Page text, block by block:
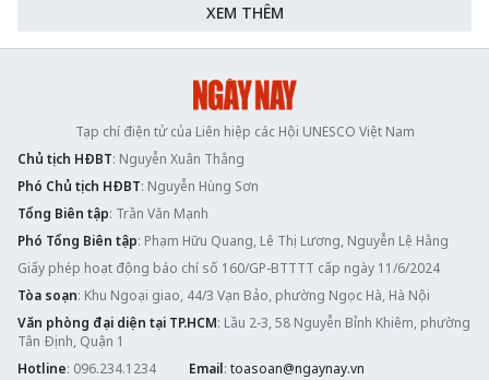
XEM THÊM
Tạp chí điện tử của Liên hiệp các Hội UNESCO Việt Nam
Chủ tịch HĐBT: Nguyễn Xuân Thắng
Phó Chủ tịch HĐBT: Nguyễn Hùng Sơn
Tổng Biên tập: Trần Văn Mạnh
Phó Tổng Biên tập: Phạm Hữu Quang, Lê Thị Lương, Nguyễn Lệ Hằng
Giấy phép hoạt động báo chí số 160/GP-BTTTT cấp ngày 11/6/2024
Tòa soạn: Khu Ngoại giao, 44/3 Vạn Bảo, phường Ngọc Hà, Hà Nội
Văn phòng đại diện tại TP.HCM: Lầu 2-3, 58 Nguyễn Bỉnh Khiêm, phường
Tân Định, Quận 1
Hotline: 096.234.1234 Email: toasoan@ngaynay.vn